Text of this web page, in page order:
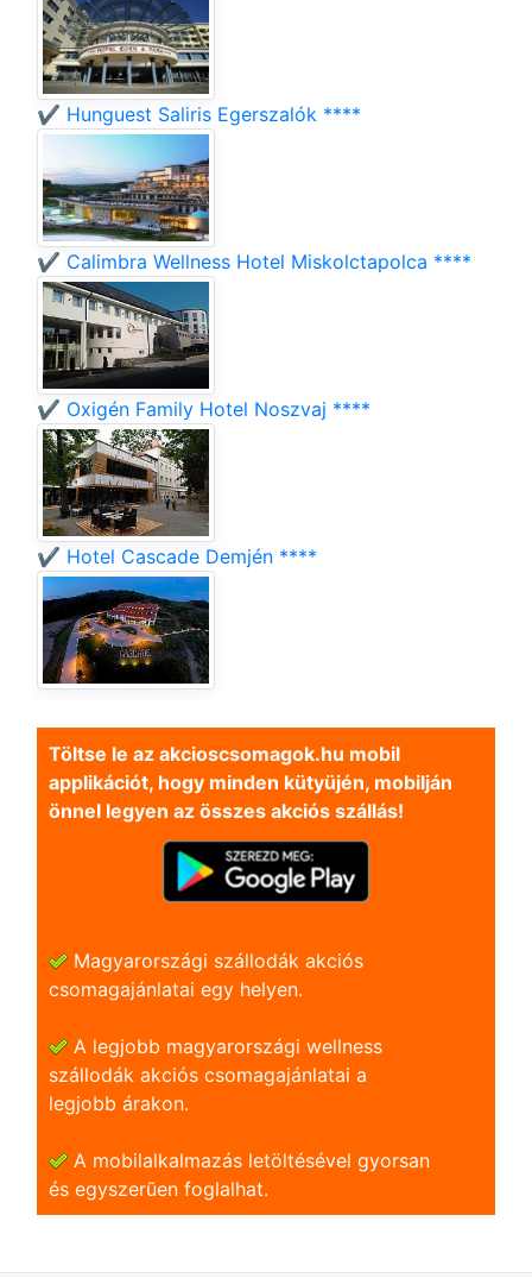
✔️ Hunguest Saliris Egerszalók ****
✔️ Calimbra Wellness Hotel Miskolctapolca ****
✔️ Oxigén Family Hotel Noszvaj ****
✔️ Hotel Cascade Demjén ****
Töltse le az akcioscsomagok.hu mobil
applikációt, hogy minden kütyüjén, mobilján
önnel legyen az összes akciós szállás!
Magyarországi szállodák akciós
csomagajánlatai egy helyen.
A legjobb magyarországi wellness
szállodák akciós csomagajánlatai a
legjobb árakon.
A mobilalkalmazás letöltésével gyorsan
és egyszerũen foglalhat.